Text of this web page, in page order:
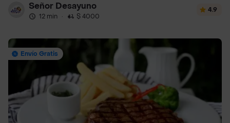
Señor Desayuno
12 min · $ 4000
4.9
Envío Gratis